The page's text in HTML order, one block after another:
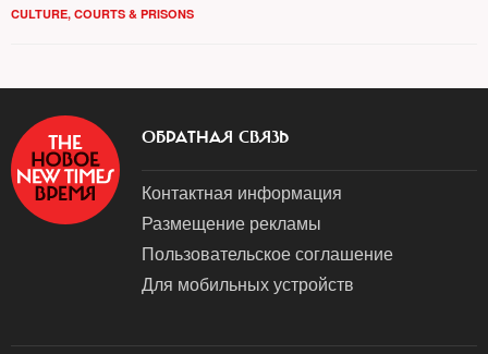
CULTURE, COURTS & PRISONS
ОБРАТНАЯ СВЯЗЬ
Контактная информация
Размещение рекламы
Пользовательское соглашение
Для мобильных устройств